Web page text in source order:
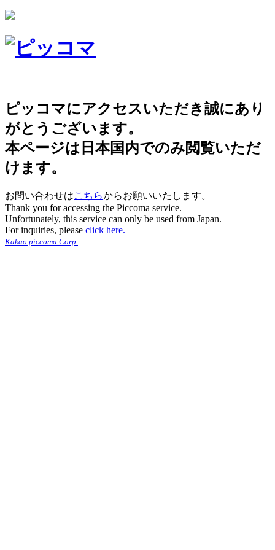
ピッコマにアクセスいただき誠にあり
がとうございます。
本ページは日本国内でのみ閲覧いただ
けます。
お問い合わせはこちらからお願いいたします。
Thank you for accessing the Piccoma service.
Unfortunately, this service can only be used from Japan.
For inquiries, please click here.
Kakao piccoma Corp.